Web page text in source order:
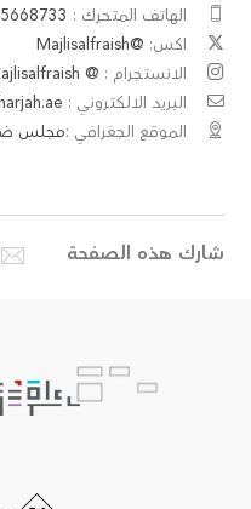
الهاتف المتحرك :
اكس: @Majlisalfraish
الانستجرام : @ Majlisalfraish
البريد الالكتروني :
الموقع الجغرافي :مجلس
شارك هذه الصفحة